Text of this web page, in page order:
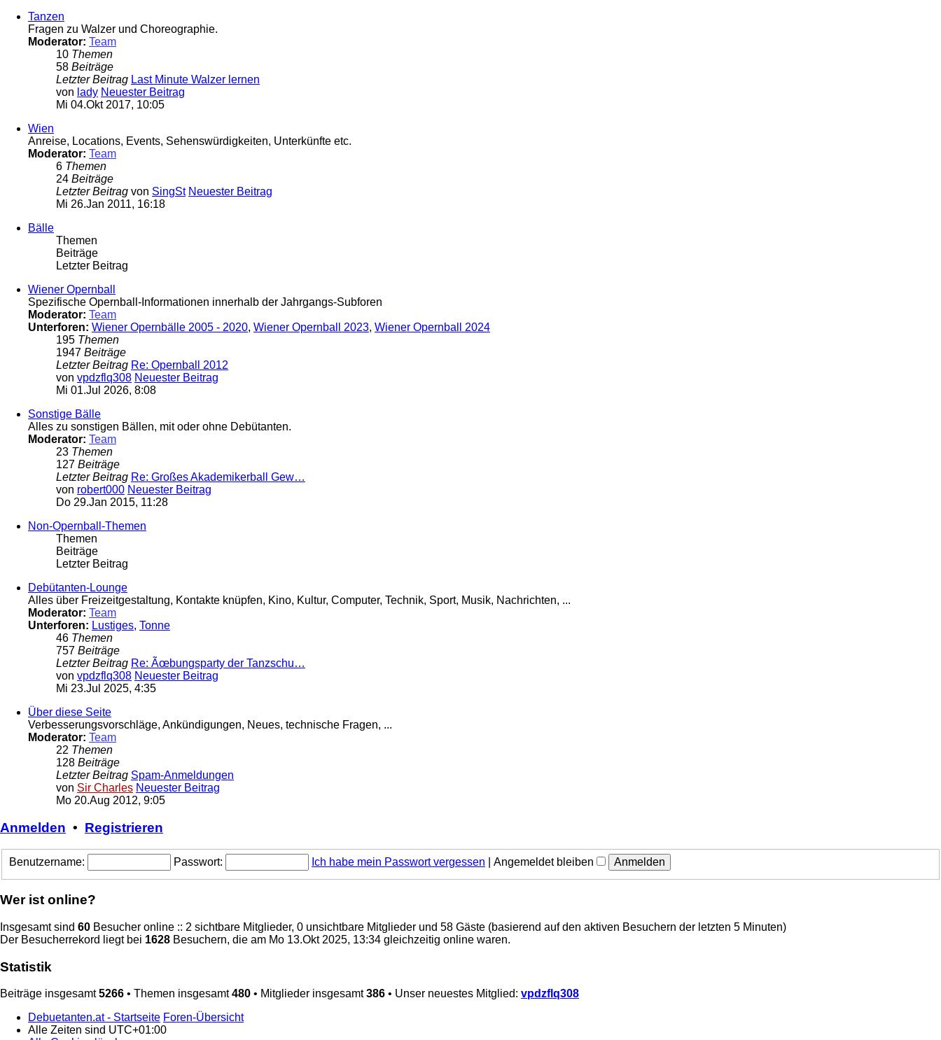
Tanzen
Fragen zu Walzer und Choreographie.
Moderator: Team
10 Themen
58 Beiträge
Letzter Beitrag Last Minute Walzer lernen
von lady Neuester Beitrag
Mi 04.Okt 2017, 10:05
Wien
Anreise, Locations, Events, Sehenswürdigkeiten, Unterkünfte etc.
Moderator: Team
6 Themen
24 Beiträge
Letzter Beitrag von SingSt Neuester Beitrag
Mi 26.Jan 2011, 16:18
Bälle
Themen
Beiträge
Letzter Beitrag
Wiener Opernball
Spezifische Opernball-Informationen innerhalb der Jahrgangs-Subforen
Moderator: Team
Unterforen: Wiener Opernbälle 2005 - 2020, Wiener Opernball 2023, Wiener Opernball 2024
195 Themen
1947 Beiträge
Letzter Beitrag Re: Opernball 2012
von vpdzflq308 Neuester Beitrag
Mi 01.Jul 2026, 8:08
Sonstige Bälle
Alles zu sonstigen Bällen, mit oder ohne Debütanten.
Moderator: Team
23 Themen
127 Beiträge
Letzter Beitrag Re: Großes Akademikerball Gew…
von robert000 Neuester Beitrag
Do 29.Jan 2015, 11:28
Non-Opernball-Themen
Themen
Beiträge
Letzter Beitrag
Debütanten-Lounge
Alles über Freizeitgestaltung, Kontakte knüpfen, Kino, Kultur, Computer, Technik, Sport, Musik, Nachrichten, ...
Moderator: Team
Unterforen: Lustiges, Tonne
46 Themen
757 Beiträge
Letzter Beitrag Re: Ãœbungsparty der Tanzschu…
von vpdzflq308 Neuester Beitrag
Mi 23.Jul 2025, 4:35
Über diese Seite
Verbesserungsvorschläge, Ankündigungen, Neues, technische Fragen, ...
Moderator: Team
22 Themen
128 Beiträge
Letzter Beitrag Spam-Anmeldungen
von Sir Charles Neuester Beitrag
Mo 20.Aug 2012, 9:05
Anmelden • Registrieren
Benutzername: Passwort: Ich habe mein Passwort vergessen Angemeldet bleiben
Wer ist online?
Insgesamt sind 60 Besucher online :: 2 sichtbare Mitglieder, 0 unsichtbare Mitglieder und 58 Gäste (basierend auf den aktiven Besuchern der letzten 5 Minuten)
Der Besucherrekord liegt bei 1628 Besuchern, die am Mo 13.Okt 2025, 13:34 gleichzeitig online waren.
Statistik
Beiträge insgesamt5266 • Themen insgesamt480 • Mitglieder insgesamt386 • Unser neuestes Mitglied: vpdzflq308
Debuetanten.at - Startseite Foren-Übersicht
Alle Zeiten sind UTC+01:00